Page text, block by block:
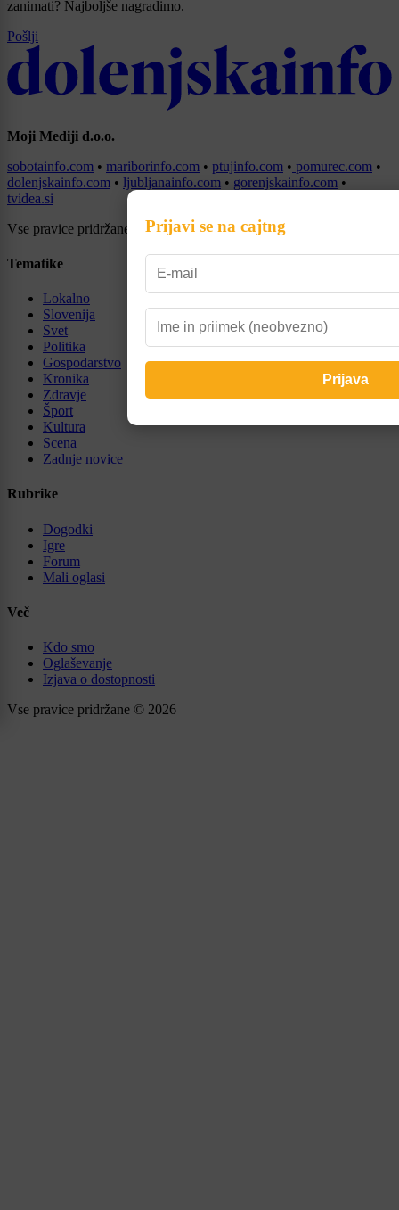
zanimati? Najboljše nagradimo.
Pošlji
Moji Mediji d.o.o.
sobotainfo.com • mariborinfo.com • ptujinfo.com • pomurec.com •
dolenjskainfo.com • ljubljanainfo.com • gorenjskainfo.com •
tvidea.si
Vse pravice pridržane © 2026
Tematike
Lokalno
Slovenija
Svet
Politika
Gospodarstvo
Kronika
Zdravje
Šport
Kultura
Scena
Zadnje novice
Rubrike
Dogodki
Igre
Forum
Mali oglasi
Več
Kdo smo
Oglaševanje
Izjava o dostopnosti
Vse pravice pridržane © 2026
Prijavi se na cajtng